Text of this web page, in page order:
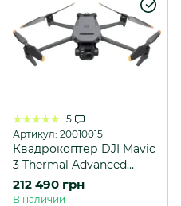
5
Артикул: 20010015
Квадрокоптер DJI Mavic
3 Thermal Advanced
Universal Edition
212 490 грн
В наличии